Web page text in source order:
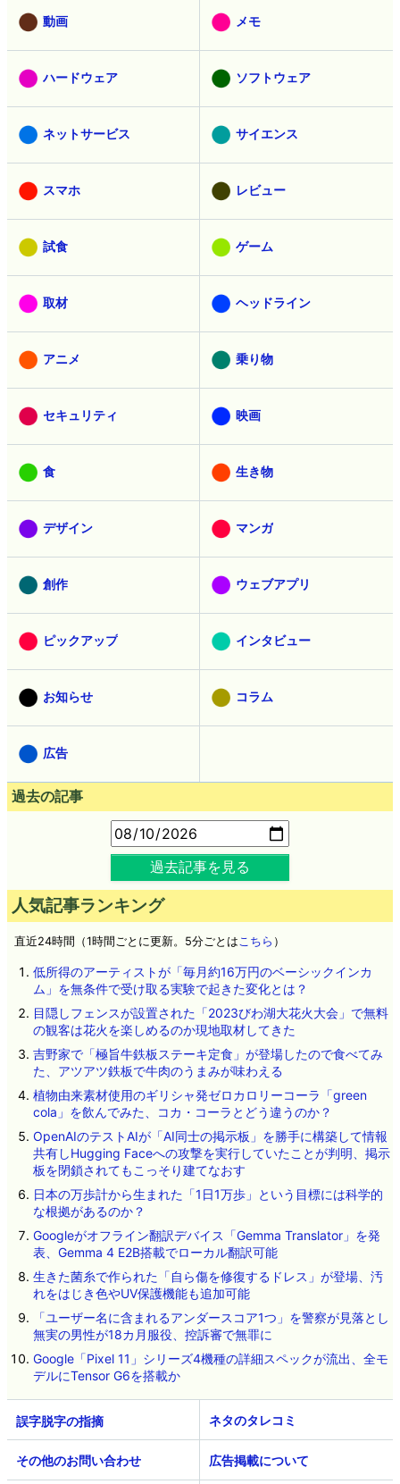
動画 メモ
ハードウェア ソフトウェア
ネットサービス サイエンス
スマホ レビュー
試食 ゲーム
取材 ヘッドライン
アニメ 乗り物
セキュリティ 映画
食 生き物
デザイン マンガ
創作 ウェブアプリ
ピックアップ インタビュー
お知らせ コラム
広告
過去の記事
過去記事を見る
人気記事ランキング
直近24時間（1時間ごとに更新。5分ごとはこちら ）
低所得のアーティストが「毎月約16万円のベーシックインカ
ム」を無条件で受け取る実験で起きた変化とは？
目隠しフェンスが設置された「2023びわ湖大花火大会」で無料
の観客は花火を楽しめるのか現地取材してきた
吉野家で「極旨牛鉄板ステーキ定食」が登場したので食べてみ
た、アツアツ鉄板で牛肉のうまみが味わえる
植物由来素材使用のギリシャ発ゼロカロリーコーラ「green
cola」を飲んでみた、コカ・コーラとどう違うのか？
OpenAIのテストAIが「AI同士の掲示板」を勝手に構築して情報
共有しHugging Faceへの攻撃を実行していたことが判明、掲示
板を閉鎖されてもこっそり建てなおす
日本の万歩計から生まれた「1日1万歩」という目標には科学的
な根拠があるのか？
Googleがオフライン翻訳デバイス「Gemma Translator」を発
表、Gemma 4 E2B搭載でローカル翻訳可能
生きた菌糸で作られた「自ら傷を修復するドレス」が登場、汚
れをはじき色やUV保護機能も追加可能
「ユーザー名に含まれるアンダースコア1つ」を警察が見落とし
無実の男性が18カ月服役、控訴審で無罪に
Google「Pixel 11」シリーズ4機種の詳細スペックが流出、全モ
デルにTensor G6を搭載か
ネタのタレコミ
その他のお問い合わせ 広告掲載について